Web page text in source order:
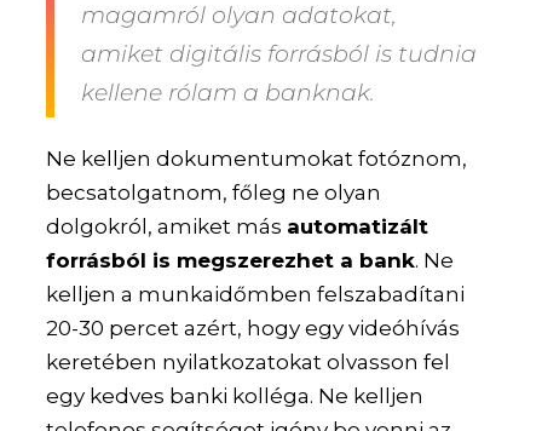
magamról olyan adatokat,
amiket digitális forrásból is tudnia
kellene rólam a banknak.
Ne kelljen dokumentumokat fotóznom,
becsatolgatnom, főleg ne olyan
dolgokról, amiket más automatizált
forrásból is megszerezhet a bank. Ne
kelljen a munkaidőmben felszabadítani
20-30 percet azért, hogy egy videóhívás
keretében nyilatkozatokat olvasson fel
egy kedves banki kolléga. Ne kelljen